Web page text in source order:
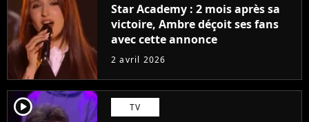
Star Academy : 2 mois après sa
victoire, Ambre déçoit ses fans
avec cette annonce
2 avril 2026
player2 TV